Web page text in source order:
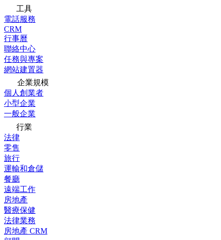
工具
電話服務
CRM
行事曆
聯絡中心
任務與專案
網站建置器
企業規模
個人創業者
小型企業
一般企業
行業
法律
零售
旅行
運輸和倉儲
餐廳
遠端工作
房地產
醫療保健
法律業務
房地產 CRM